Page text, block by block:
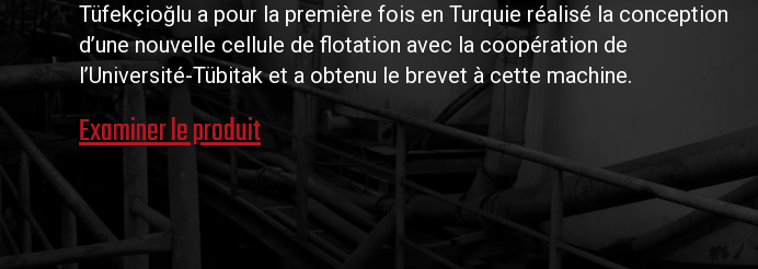
Tüfekçioğlu a pour la première fois en Turquie réalisé la conception
d’une nouvelle cellule de flotation avec la coopération de
l’Université-Tübitak et a obtenu le brevet à cette machine.
Examiner le produit